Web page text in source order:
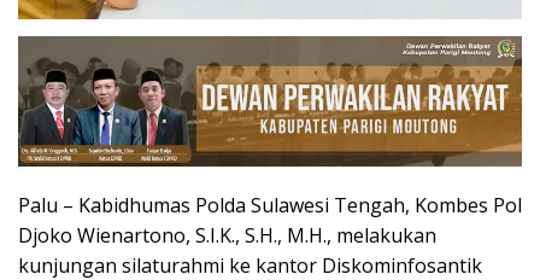
Palu – Kabidhumas Polda Sulawesi Tengah, Kombes Pol
Djoko Wienartono, S.I.K., S.H., M.H., melakukan
kunjungan silaturahmi ke kantor Diskominfosantik